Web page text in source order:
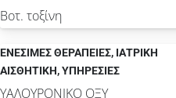
Βοτ. τοξίνη
ΕΝΕΣΙΜΕΣ ΘΕΡΑΠΕΙΕΣ, ΙΑΤΡΙΚΗ
ΑΙΣΘΗΤΙΚΗ,ΥΠΗΡΕΣΙΕΣ
ΥΑΛΟΥΡΟΝΙΚΟ ΟΞΥ